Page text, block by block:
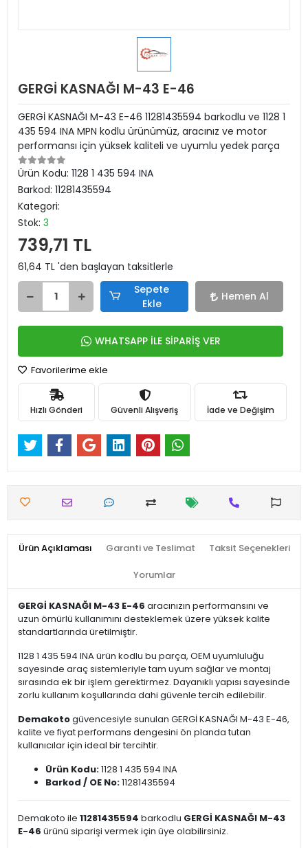
GERGİ KASNAĞI M-43 E-46
GERGİ KASNAĞI M-43 E-46 11281435594 barkodlu ve 1128 1
435 594 INA MPN kodlu ürünümüz, aracınız ve motor
performansı için yüksek kaliteli ve uyumlu yedek parça
Ürün Kodu: 1128 1 435 594 INA
Barkod: 11281435594
Kategori:
Stok: 3
739,71 TL
61,64 TL 'den başlayan taksitlerle
Sepete
Ekle
Hemen Al
WHATSAPP İLE SİPARİŞ VER
Favorilerime ekle
Hızlı Gönderi Güvenli Alışveriş İade ve Değişim
Ürün Açıklaması Garanti ve Teslimat Taksit Seçenekleri
Yorumlar
GERGİ KASNAĞI M-43 E-46 aracınızın performansını ve
uzun ömürlü kullanımını desteklemek üzere yüksek kalite
standartlarında üretilmiştir.
1128 1 435 594 INA ürün kodlu bu parça, OEM uyumluluğu
sayesinde araç sistemleriyle tam uyum sağlar ve montaj
sırasında ek bir işlem gerektirmez. Dayanıklı yapısı sayesinde
zorlu kullanım koşullarında dahi güvenle tercih edilebilir.
Demakotogüvencesiyle sunulan GERGİ KASNAĞI M-43 E-46,
kalite ve fiyat performans dengesini ön planda tutan
kullanıcılar için ideal bir tercihtir.
Ürün Kodu:1128 1 435 594 INA
Barkod / OE No:11281435594
Demakoto ile 11281435594 barkodlu GERGİ KASNAĞI M-43
E-46 ürünü siparişi vermek için üye olabilirsiniz.